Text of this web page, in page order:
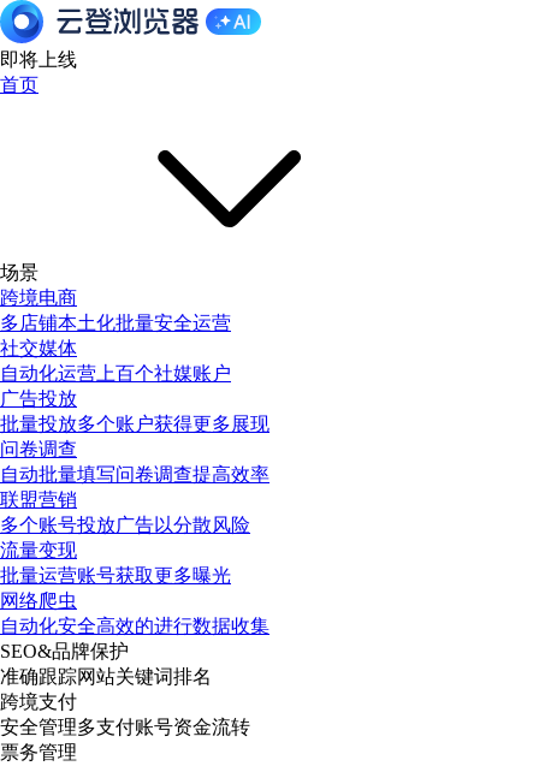
即将上线
首页
场景
跨境电商
多店铺本土化批量安全运营
社交媒体
自动化运营上百个社媒账户
广告投放
批量投放多个账户获得更多展现
问卷调查
自动批量填写问卷调查提高效率
联盟营销
多个账号投放广告以分散风险
流量变现
批量运营账号获取更多曝光
网络爬虫
自动化安全高效的进行数据收集
SEO&品牌保护
准确跟踪网站关键词排名
跨境支付
安全管理多支付账号资金流转
票务管理